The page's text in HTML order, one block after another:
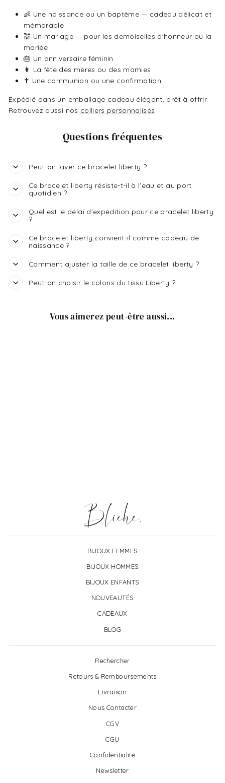
👶 Une naissance ou un baptême — cadeau délicat et
mémorable
💒 Un mariage — pour les demoiselles d'honneur ou la
mariée
🎂 Un anniversaire féminin
👩 La fête des mères ou des mamies
✝️ Une communion ou une confirmation
Expédié dans un emballage cadeau élégant, prêt à offrir.
Retrouvez aussi nos colliers personnalisés
Questions fréquentes
Peut-on laver ce bracelet liberty ?
Ce bracelet liberty résiste-t-il à l'eau et au port
quotidien ?
Quel est le délai d'expédition pour ce bracelet liberty
?
Ce bracelet liberty convient-il comme cadeau de
naissance ?
Comment ajuster la taille de ce bracelet liberty ?
Peut-on choisir le coloris du tissu Liberty ?
Vous aimerez peut-être aussi...
BIJOUX FEMMES
BIJOUX HOMMES
BIJOUX ENFANTS
NOUVEAUTÉS
CADEAUX
BLOG
Rechercher
Retours & Remboursements
Livraison
Nous Contacter
CGV
CGU
Confidentialité
Newsletter